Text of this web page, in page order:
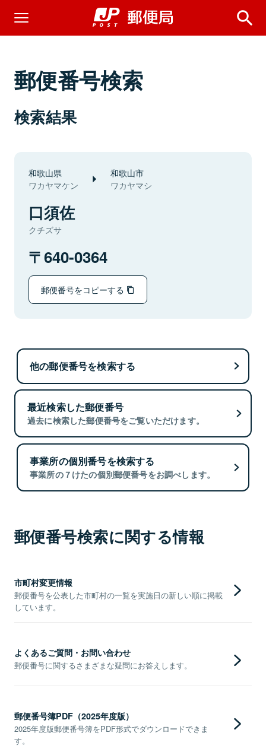
郵便番号検索
検索結果
和歌山県
ワカヤマケン
和歌山市
ワカヤマシ
口須佐
クチズサ
640-0364
郵便番号をコピーする
他の郵便番号を検索する
最近検索した郵便番号
過去に検索した郵便番号をご覧いただけます。
事業所の個別番号を検索する
事業所の７けたの個別郵便番号をお調べします。
郵便番号検索に関する情報
市町村変更情報
郵便番号を公表した市町村の一覧を実施日の新しい順に掲載
しています。
よくあるご質問・お問い合わせ
郵便番号に関するさまざまな疑問にお答えします。
郵便番号簿PDF（2025年度版）
2025年度版郵便番号簿をPDF形式でダウンロードできま
す。